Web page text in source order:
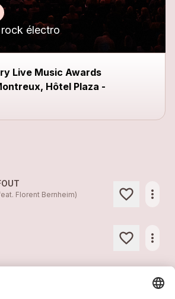
électro
Live Music Awards
Hôtel Plaza -
Florent Bernheim)
more_horiz
more_horiz
more_horiz